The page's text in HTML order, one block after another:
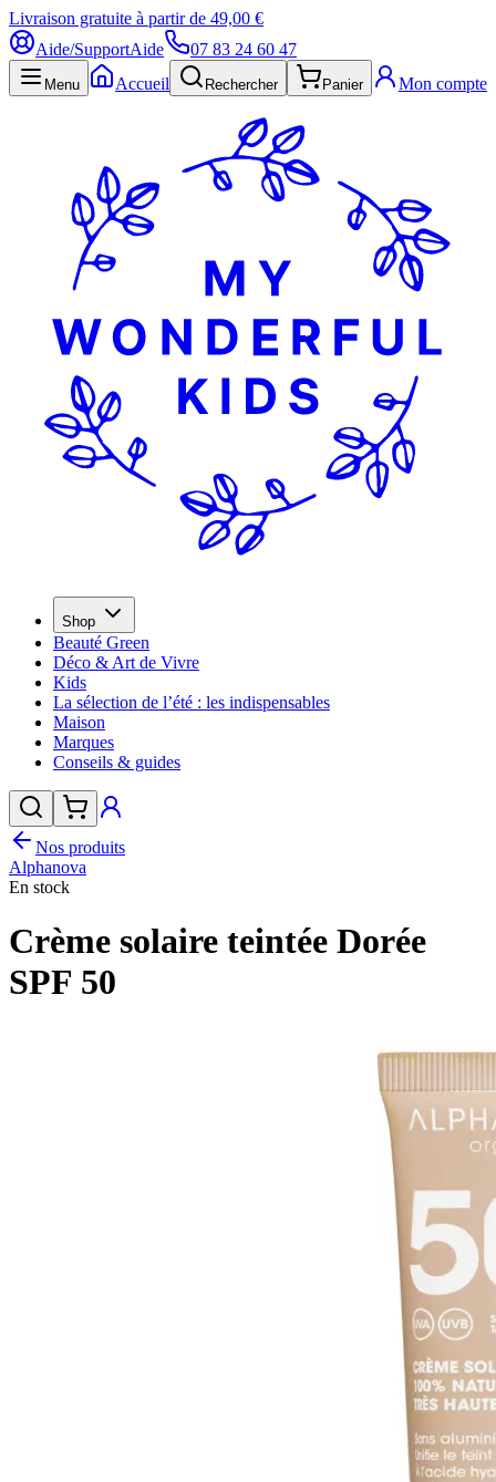
Livraison gratuite à partir de 49,00 €
Aide/SupportAide 07 83 24 60 47
Menu Accueil Rechercher Panier Mon compte
Shop
Beauté Green
Déco & Art de Vivre
Kids
La sélection de l’été : les indispensables
Maison
Marques
Conseils & guides
Nos produits
Alphanova
En stock
Crème solaire teintée Dorée
SPF 50